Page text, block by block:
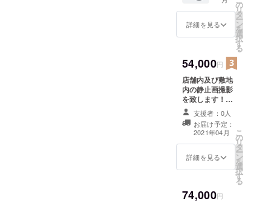
交通
費・宿
泊費用
はかか
りませ
影終わ
り次第
随時、
配布致
しま
す！
詳細を見る
の
リ
タ
ー
ン
を
選
択
す
る
54,000円
店舗内及び敷地
内の静止画撮影
を致します！
（4フライト・
14分ずつ） ※交
通費・宿泊費用
は別途です。
支援者：0人
お届け予定：
2021年04月
詳細を見る
こ
の
リ
タ
ー
ン
を
選
択
す
る
74,000円